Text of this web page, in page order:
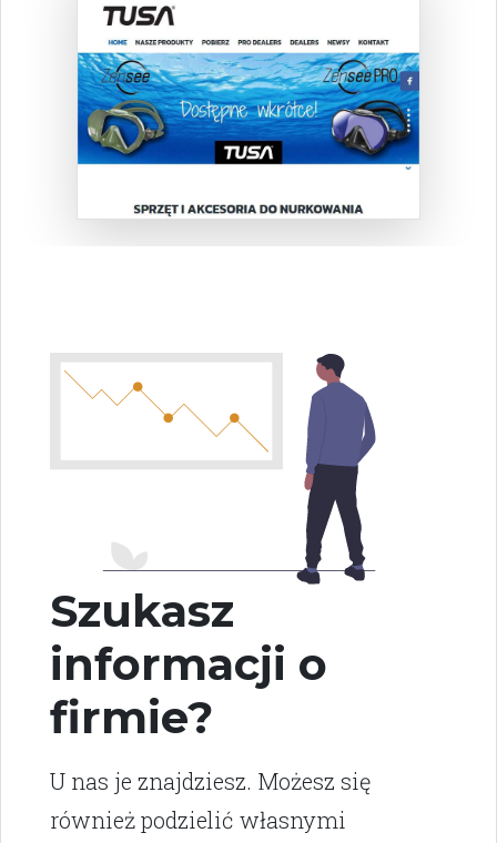
Szukasz
informacji o
firmie?
U nas je znajdziesz. Możesz się
również podzielić własnymi